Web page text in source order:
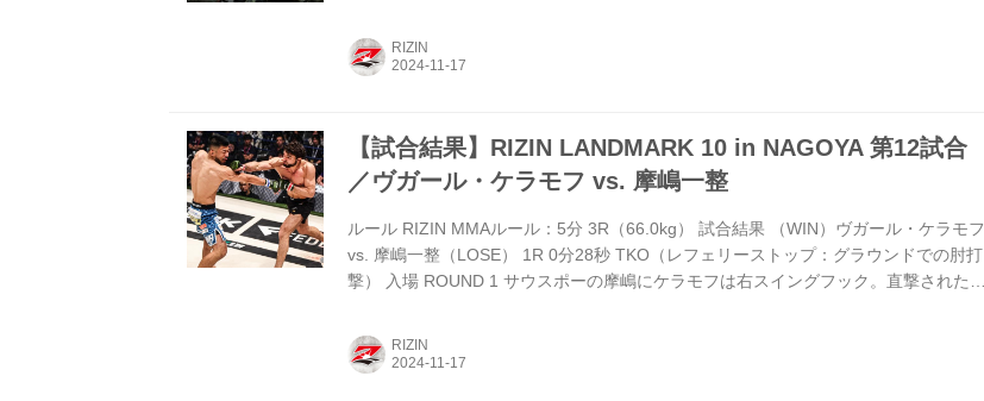
2R 1分15秒 SUB（タップアウト：アームロック） ≫ 試合結果詳細 第10試合／昇侍
vs. 芦澤竜誠 RIZIN MMAルール：5分 3R（61.0kg） （LOSE）昇侍 vs. 芦澤...
RIZIN
【試合結果】RIZIN LANDMARK 10 in NAGOYA 第12試合
／ヴガール・ケラモフ vs. 摩嶋一整
ルール RIZIN MMAルール：5分 3R（66.0kg） 試合結果 （WIN）ヴガール・ケラモフ
vs. 摩嶋一整（LOSE） 1R 0分28秒 TKO（レフェリーストップ：グラウンドでの肘打
撃） 入場 ROUND 1 サウスポーの摩嶋にケラモフは右スイングフック。直撃された摩
する摩嶋だが、動くことができずレフェリーが間に入ってストップした。 勝利者コメ
ント 「みなさん、私がどれだけ日本を愛しているかご存じですか？ RIZINで戦うこと
RIZIN